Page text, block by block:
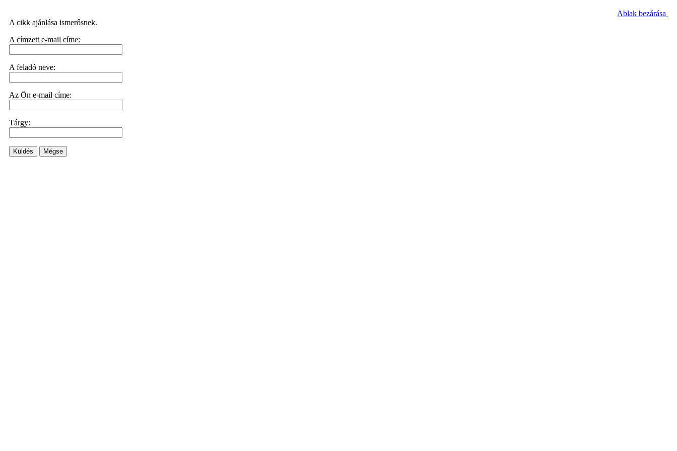
Ablak bezárása
A cikk ajánlása ismerősnek.
A címzett e-mail címe:
A feladó neve:
Az Ön e-mail címe:
Tárgy:
Küldés Mégse